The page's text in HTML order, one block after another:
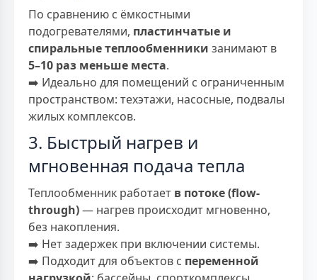
По сравнению с ёмкостными
подогревателями, пластинчатые и
спиральные теплообменники занимают в
5–10 раз меньше места.
➡️ Идеально для помещений с ограниченным
пространством: техэтажи, насосные, подвалы
жилых комплексов.
3. Быстрый нагрев и
мгновенная подача тепла
Теплообменник работает в потоке (flow-
through)— нагрев происходит мгновенно,
без накопления.
➡️ Нет задержек при включении системы.
➡️ Подходит для объектов с переменной